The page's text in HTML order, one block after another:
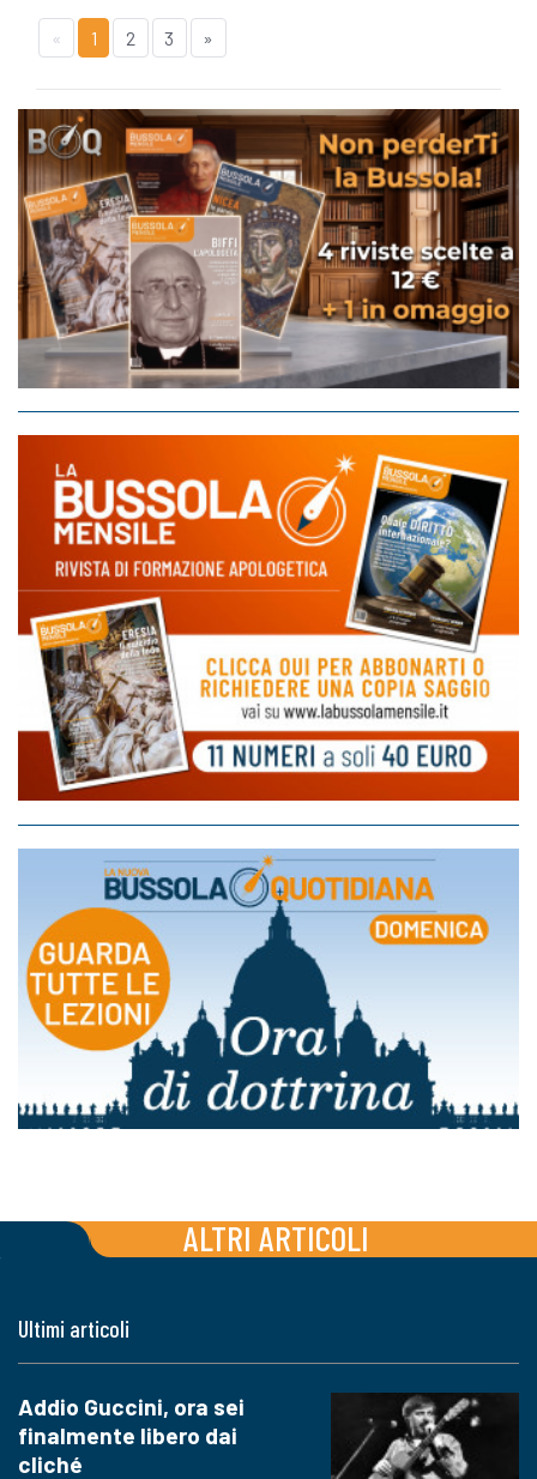
« 1 2 3 »
ALTRI ARTICOLI
Ultimi articoli
Addio Guccini, ora sei
finalmente libero dai
cliché